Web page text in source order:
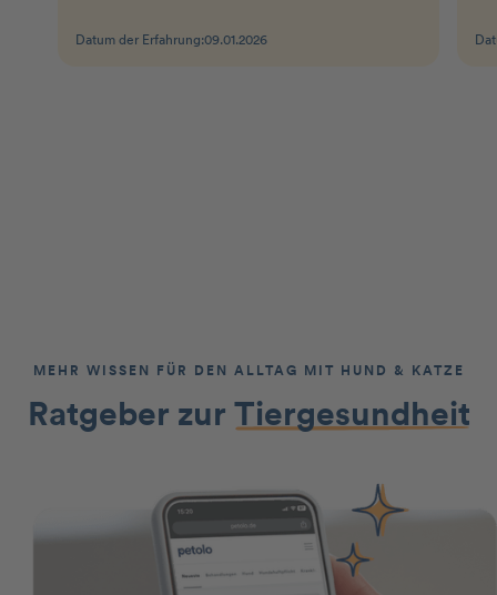
Datum der Erfahrung:09.01.2026
MEHR WISSEN FÜR DEN ALLTAG MIT HUND & KATZE
Ratgeber zur Tiergesundheit